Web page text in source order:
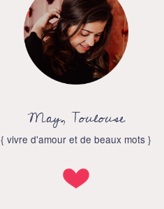
May, Toulouse
{ vivre d'amour et de beaux mots }